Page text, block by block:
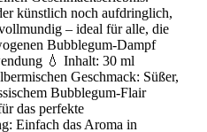
künstlich noch aufdringlich,
– ideal für alle, die
Bubblegum-Dampf
💧 Inhalt: 30 ml
Geschmack: Süßer,
Bubblegum-Flair
das perfekte
Einfach das Aroma in